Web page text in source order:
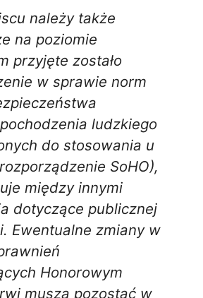
należy także
na poziomie
przyjęte zostało
w sprawie norm
ludzkiego
do stosowania u
SoHO),
między innymi
dotyczące publicznej
Ewentualne zmiany w
Honorowym
muszą pozostać w